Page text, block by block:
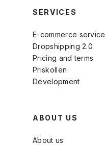
SERVICES
E-commerce service
Dropshipping 2.0
Pricing and terms
Priskollen
Development
ABOUT US
About us